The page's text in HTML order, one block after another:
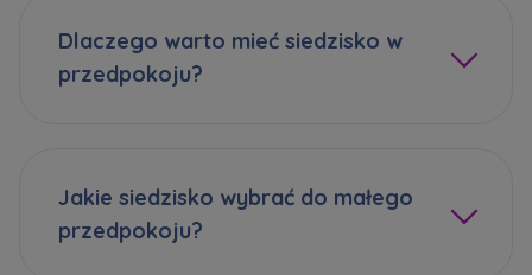
tym jak przetwarzamy dane, wykorzystujemy
cookies i jakie przysługują Ci prawa znajdziesz
Dlaczego warto mieć siedzisko w
przedpokoju?
Jakie siedzisko wybrać do małego
przedpokoju?